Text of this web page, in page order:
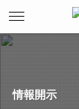
情報開示